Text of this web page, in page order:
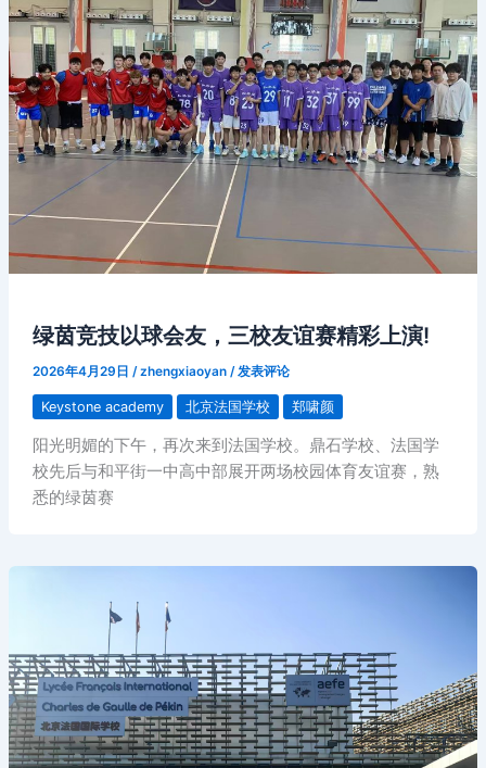
绿茵竞技以球会友，三校友谊赛精彩上演!
2026年4月29日 /zhengxiaoyan / 发表评论
Keystone academy 北京法国学校 郑啸颜
阳光明媚的下午，再次来到法国学校。鼎石学校、法国学
校先后与和平街一中高中部展开两场校园体育友谊赛，熟
悉的绿茵赛